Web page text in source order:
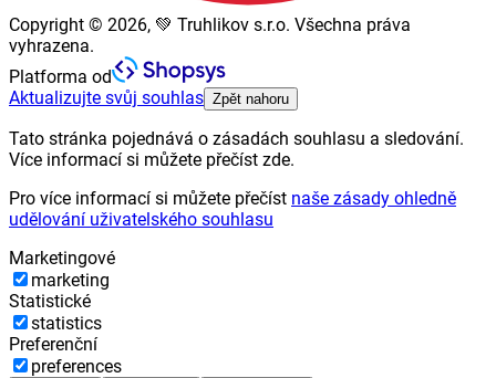
Copyright © 2026, 💚 Truhlikov s.r.o. Všechna práva
vyhrazena.
Platforma od
Aktualizujte svůj souhlas Zpět nahoru
Tato stránka pojednává o zásadách souhlasu a sledování.
Více informací si můžete přečíst zde.
Pro více informací si můžete přečíst naše zásady ohledně
udělování uživatelského souhlasu
Marketingové
marketing
Statistické
statistics
Preferenční
preferences